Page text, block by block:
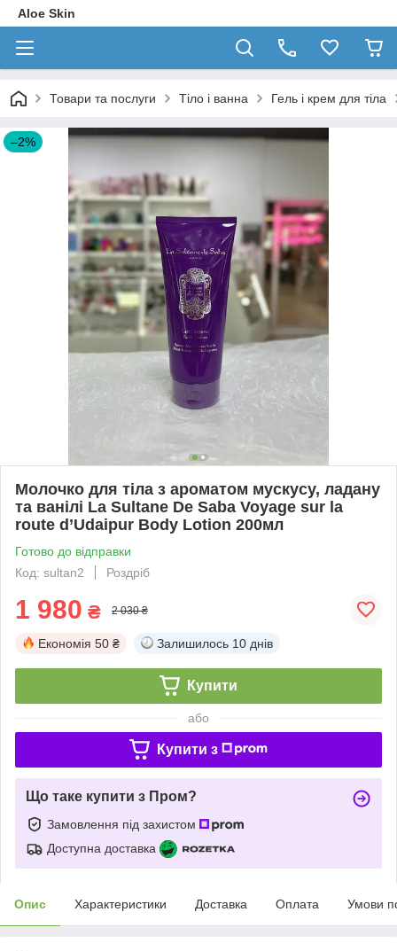
Aloe Skin
Товари та послуги Тіло і ванна Гель і крем для тіла
–2%
Молочко для тіла з ароматом мускусу, ладану
та ванілі La Sultane De Saba Voyage sur la
route d’Udaipur Body Lotion 200мл
Готово до відправки
Код: sultan2
Роздріб
1 980 ₴ 2 030 ₴
Економія 50 ₴ Залишилось 10 днів
Купити
або
Купити з
Що таке купити з Пром?
Замовлення під захистом
Доступна доставка
Опис Характеристики Доставка Оплата Умови